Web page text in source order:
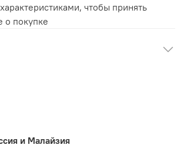
чтобы принять
о покупке
и Малайзия